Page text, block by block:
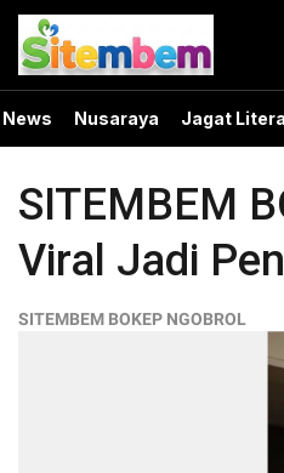
News Nusaraya Jagat
SITEMBEM
Viral Jadi
SITEMBEM BOKEP NGOBROL